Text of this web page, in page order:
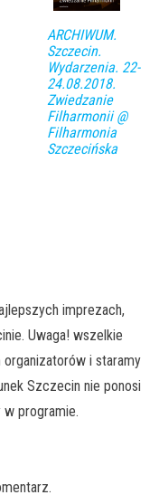
ARCHIWUM.
Szczecin.
Wydarzenia. 22-
24.08.2018.
Zwiedzanie
Filharmonii @
Filharmonia
Szczecińska
imprezach,
Uwaga! wszelkie
i staramy
Szczecin nie ponosi
programie.